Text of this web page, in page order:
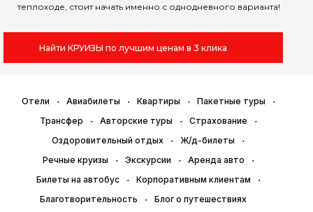
теплоходе, стоит начать именно с однодневного варианта!
Найти КРУИЗЫ по лучшим ценам в 3 клика
Отели Авиабилеты Квартиры
Пакетные туры
Трансфер
Авторские туры
Страхование
Оздоровительный отдых
Ж/д-билеты
Речные круизы
Экскурсии
Аренда авто
Билеты на автобус
Корпоративным клиентам
Благотворительность
Блог о путешествиях